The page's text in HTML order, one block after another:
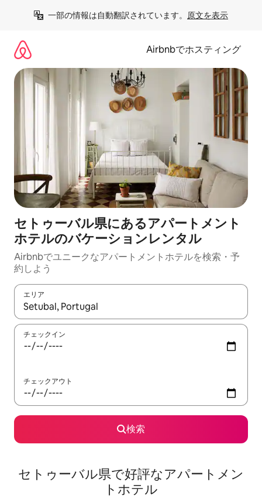
一部の情報は自動翻訳されています。 原文を表示
Airbnbでホスティング
セトゥーバル県にあるアパートメント
ホテルのバケーションレンタル
Airbnbでユニークなアパートメントホテルを検索・予
約しよう
エリア
検索結果が表示されたら、上下の矢印キーを使って移動するか
チェックイン
チェックアウト
検索
セトゥーバル県で好評なアパートメン
トホテル